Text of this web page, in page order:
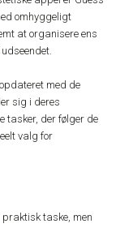
omhyggeligt
at organisere ens
med de
sig i deres
tasker, der følger de
valg for
praktisk taske, men